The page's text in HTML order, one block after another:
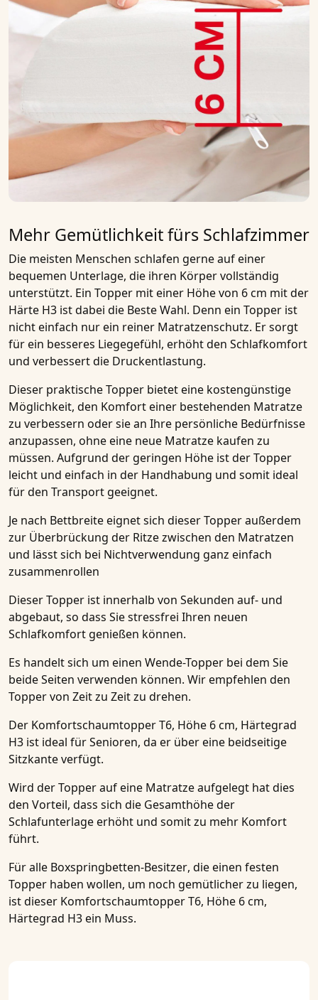
Mehr Gemütlichkeit fürs Schlafzimmer
Die meisten Menschen schlafen gerne auf einer
bequemen Unterlage, die ihren Körper vollständig
unterstützt. Ein Topper mit einer Höhe von 6 cm mit der
Härte H3 ist dabei die Beste Wahl. Denn ein Topper ist
nicht einfach nur ein reiner Matratzenschutz. Er sorgt
für ein besseres Liegegefühl, erhöht den Schlafkomfort
und verbessert die Druckentlastung.
Dieser praktische Topper bietet eine kostengünstige
Möglichkeit, den Komfort einer bestehenden Matratze
zu verbessern oder sie an Ihre persönliche Bedürfnisse
anzupassen, ohne eine neue Matratze kaufen zu
müssen. Aufgrund der geringen Höhe ist der Topper
leicht und einfach in der Handhabung und somit ideal
für den Transport geeignet.
Je nach Bettbreite eignet sich dieser Topper außerdem
zur Überbrückung der Ritze zwischen den Matratzen
und lässt sich bei Nichtverwendung ganz einfach
zusammenrollen
Dieser Topper ist innerhalb von Sekunden auf- und
abgebaut, so dass Sie stressfrei Ihren neuen
Schlafkomfort genießen können.
Es handelt sich um einen Wende-Topper bei dem Sie
beide Seiten verwenden können. Wir empfehlen den
Topper von Zeit zu Zeit zu drehen.
Der Komfortschaumtopper T6, Höhe 6 cm, Härtegrad
H3 ist ideal für Senioren, da er über eine beidseitige
Sitzkante verfügt.
Wird der Topper auf eine Matratze aufgelegt hat dies
den Vorteil, dass sich die Gesamthöhe der
Schlafunterlage erhöht und somit zu mehr Komfort
führt.
Für alle Boxspringbetten-Besitzer, die einen festen
Topper haben wollen, um noch gemütlicher zu liegen,
ist dieser Komfortschaumtopper T6, Höhe 6 cm,
Härtegrad H3ein Muss.